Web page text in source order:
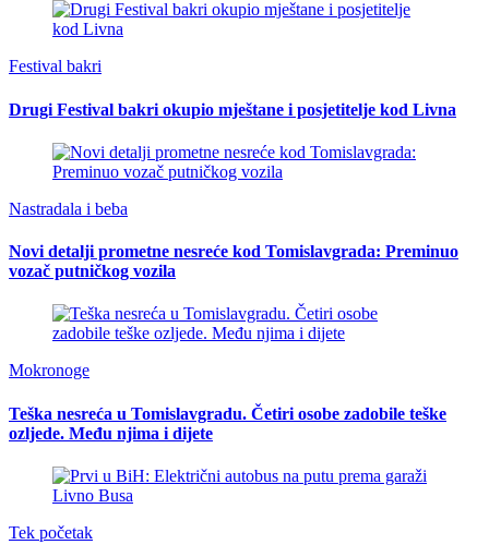
Festival bakri
Drugi Festival bakri okupio mještane i posjetitelje kod Livna
Nastradala i beba
Novi detalji prometne nesreće kod Tomislavgrada: Preminuo
vozač putničkog vozila
Mokronoge
Teška nesreća u Tomislavgradu. Četiri osobe zadobile teške
ozljede. Među njima i dijete
Tek početak